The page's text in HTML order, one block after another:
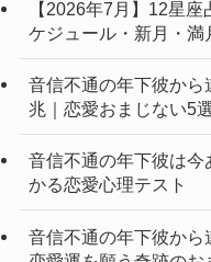
【2026年7月】12星
ケジュール・新月・満
音信不通の年下彼か
兆｜恋愛おまじない5
音信不通の年下彼は
かる恋愛心理テスト
音信不通の年下彼から